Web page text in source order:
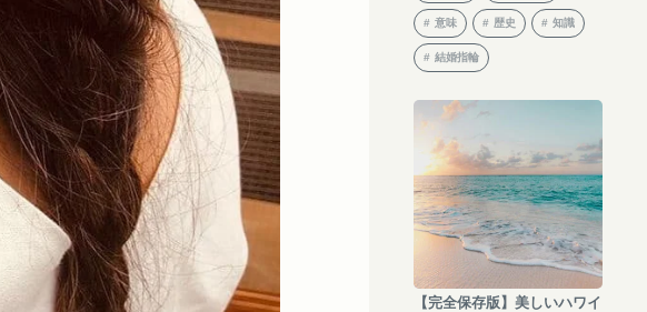
意味 歴史 知識
結婚指輪
【完全保存版】美しいハワイ